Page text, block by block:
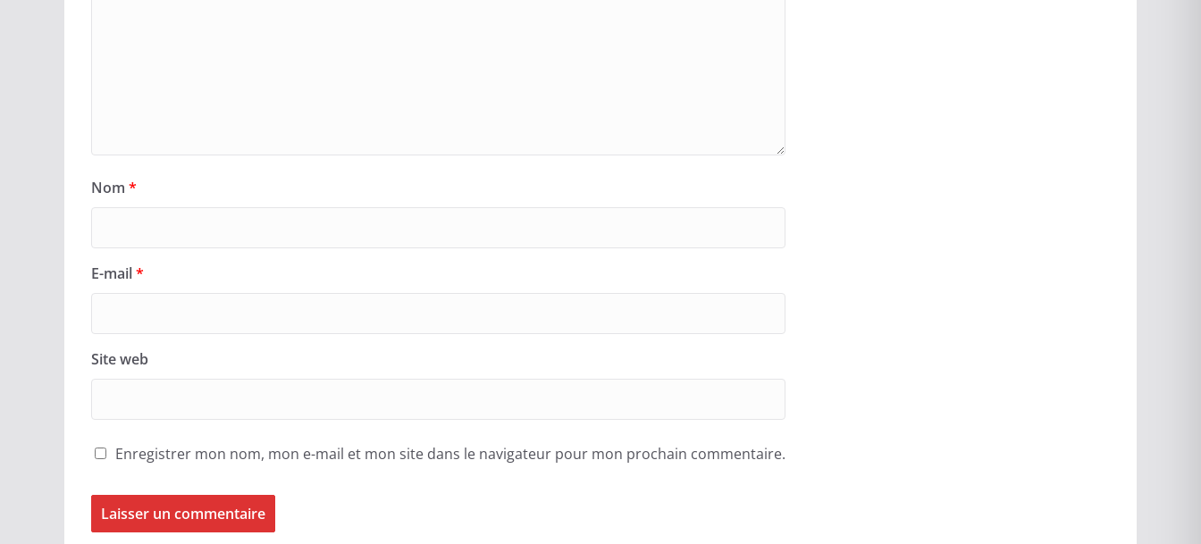
Nom *
E-mail*
Site web
Enregistrer mon nom, mon e-mail et mon site dans le navigateur pour mon prochain commentaire.